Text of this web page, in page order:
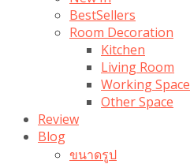
BestSellers
Room Decoration
Kitchen
Living Room
Working Space
Other Space
Review
Blog
ขนาดรูป